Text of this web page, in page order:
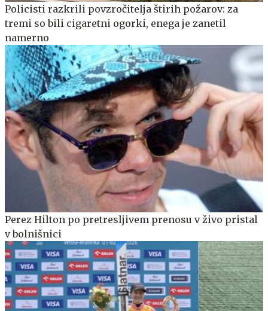
Policisti razkrili povzročitelja štirih požarov: za
tremi so bili cigaretni ogorki, enega je zanetil
namerno
Perez Hilton po pretresljivem prenosu v živo pristal
v bolnišnici